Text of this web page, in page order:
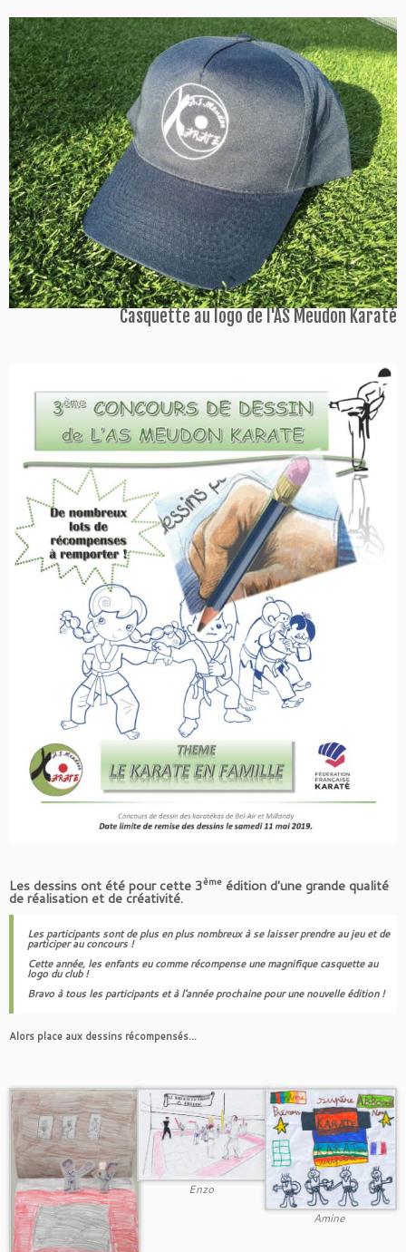
Casquette au logo de l'AS Meudon Karaté
Les dessins ont été pour cette 3ème édition d'une grande qualité
de réalisation et de créativité.
Les participants sont de plus en plus nombreux à se laisser prendre au jeu et de
participer au concours !
Cette année, les enfants eu comme récompense une magnifique casquette au
logo du club !
Bravo à tous les participants et à l'année prochaine pour une nouvelle édition !
Alors place aux dessins récompensés...
Enzo
Amine